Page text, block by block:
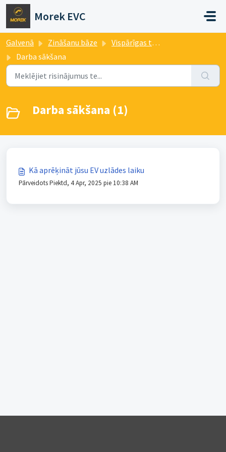
Uz galveno saturu
Morek EVC
Galvenā Zināšanu bāze
Vispārīgas tēmas
Darba sākšana
Darba sākšana (1)
Kā aprēķināt jūsu EV uzlādes laiku
Pārveidots Piektd, 4 Apr, 2025 pie 10:38 AM